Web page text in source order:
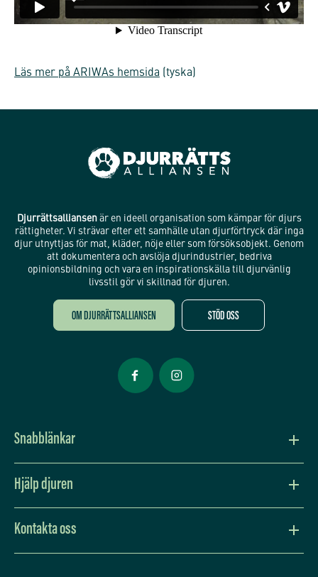
Läs mer på ARIWAs hemsida (tyska)
Djurrättsalliansenär en ideell organisation som kämpar för djurs
rättigheter. Vi strävar efter ett samhälle utan djurförtryck där inga
djur utnyttjas för mat, kläder, nöje eller som försöksobjekt. Genom
att dokumentera och avslöja djurindustrier, bedriva
opinionsbildning och vara en inspirationskälla till djurvänlig
livsstil gör vi skillnad för djuren.
OM DJURRÄTTSALLIANSEN STÖD OSS
Öppnas i nytt fönster
Snabblänkar
Vision och värdegrund
Djurens situation
Hjälp djuren
Lev djurvänligt
Kontakta oss